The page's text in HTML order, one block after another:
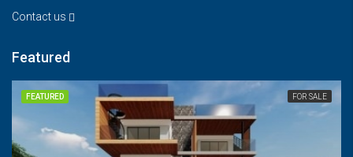
Contact us
Featured
FEATURED FOR SALE